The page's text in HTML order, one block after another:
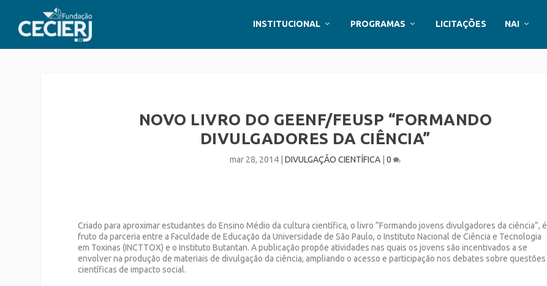
INSTITUCIONAL PROGRAMAS LICITAÇÕES NAI
NOVO LIVRO DO GEENF/FEUSP “FORMANDO
DIVULGADORES DA CIÊNCIA”
mar 28, 2014 |DIVULGAÇÃO CIENTÍFICA |0
Criado para aproximar estudantes do Ensino Médio da cultura científica, o livro “Formando jovens divulgadores da ciência”, é
fruto da parceria entre a Faculdade de Educação da Uni­versidade de São Paulo, o Instituto Nacional de Ciência e Tecnologia
em Toxinas (INCTTOX) e o Instituto Butantan. A publicação propõe atividades nas quais os jovens são incentivados a se
envolver na produção de materiais de divulgação da ciência, ampliando o acesso e participação nos debates sobre questões
científicas de impacto social.